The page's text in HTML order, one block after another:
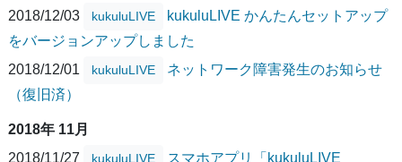
2018/12/03
kukuluLIVE
kukuluLIVE かんたんセットアップ
をバージョンアップしました
2018/12/01
kukuluLIVE
ネットワーク障害発生のお知らせ
（復旧済）
2018年 11月
2018/11/27
kukuluLIVE
スマホアプリ「kukuluLIVE